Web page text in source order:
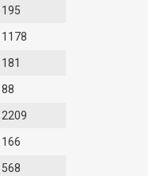
195
1178
181
88
2209
166
568